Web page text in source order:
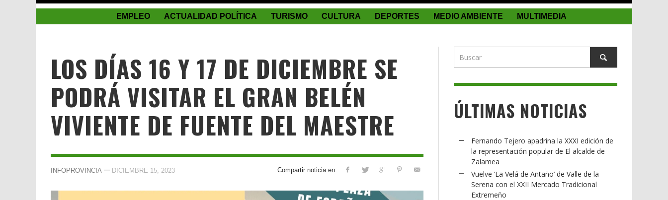
EMPLEO ACTUALIDAD POLÍTICA TURISMO CULTURA DEPORTES MEDIO AMBIENTE MULTIMEDIA
LOS DÍAS 16 Y 17 DE DICIEMBRE SE
PODRÁ VISITAR EL GRAN BELÉN
VIVIENTE DE FUENTE DEL MAESTRE
Compartir noticia en:
INFOPROVINCIA — DICIEMBRE 15, 2023
ÚLTIMAS NOTICIAS
Fernando Tejero apadrina la XXXI edición de
la representación popular de El alcalde de
Zalamea
Vuelve ‘La Velá de Antaño’ de Valle de la
Serena con el XXII Mercado Tradicional
Extremeño